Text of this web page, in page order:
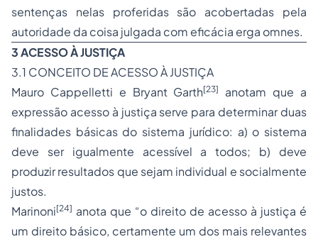
sentenças nelas proferidas são acobertadas pela
autoridade da coisa julgada com eficácia erga omnes.
3 ACESSO À JUSTIÇA
3.1 CONCEITO DE ACESSO À JUSTIÇA
Mauro Cappelletti e Bryant Garth[23]
anotam que a
expressão acesso à justiça serve para determinar duas
finalidades básicas do sistema jurídico: a) o sistema
deve ser igualmente acessível a todos; b) deve
produzir resultados que sejam individual e socialmente
justos.
Marinoni[24] anota que “o direito de acesso à justiça é
um direito básico, certamente um dos mais relevantes